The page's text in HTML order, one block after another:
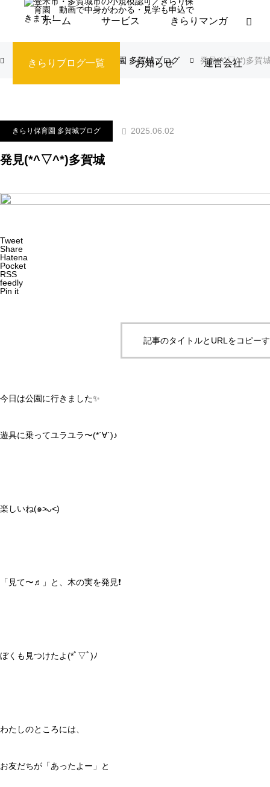
ホーム サービス きらりマンガ
きらりブログ一覧 お知らせ 運営会社
ブログ きらり保育園 多賀城ブログ 発見(*^▽^*)多賀
きらり保育園 多賀城ブログ 2025.06.02
発見(*^▽^*)多賀城
Tweet
Share
Hatena
Pocket
RSS
feedly
Pin it
記事のタイトルとURLをコピー
今日は公園に行きました✨
遊具に乗ってユラユラ〜(*´∀`)♪
楽しいね(๑˃̵ᴗ˂̵)
「見て〜♬」と、木の実を発見❗️
ぼくも見つけたよ(*ﾟ▽ﾟ)ﾉ
わたしのところには、
お友だちが「あったよー」と